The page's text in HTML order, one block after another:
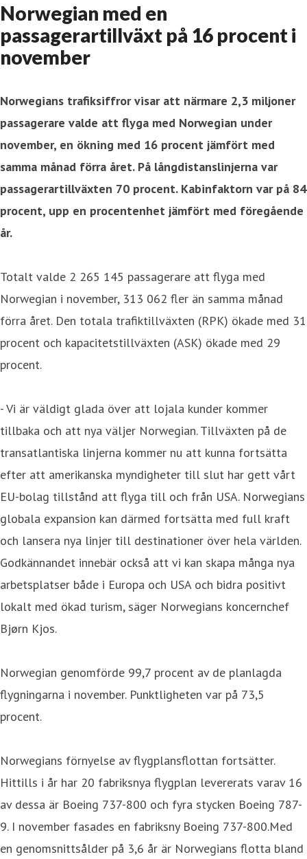
Norwegian med en
passagerartillväxt på 16 procent i
november
Norwegians trafiksiffror visar att närmare 2,3 miljoner
passagerare valde att flyga med Norwegian under
november, en ökning med 16 procent jämfört med
samma månad förra året. På långdistanslinjerna var
passagerartillväxten 70 procent. Kabinfaktorn var på 84
procent, upp en procentenhet jämfört med föregående
år.
Totalt valde 2 265 145 passagerare att flyga med
Norwegian i november, 313 062 fler än samma månad
förra året. Den totala trafiktillväxten (RPK) ökade med 31
procent och kapacitetstillväxten (ASK) ökade med 29
procent.
- Vi är väldigt glada över att lojala kunder kommer
tillbaka och att nya väljer Norwegian. Tillväxten på de
transatlantiska linjerna kommer nu att kunna fortsätta
efter att amerikanska myndigheter till slut har gett vårt
EU-bolag tillstånd att flyga till och från USA. Norwegians
globala expansion kan därmed fortsätta med full kraft
och lansera nya linjer till destinationer över hela världen.
Godkännandet innebär också att vi kan skapa många nya
arbetsplatser både i Europa och USA och bidra positivt
lokalt med ökad turism, säger Norwegians koncernchef
Bjørn Kjos.
Norwegian genomförde 99,7 procent av de planlagda
flygningarna i november. Punktligheten var på 73,5
procent.
Norwegians förnyelse av flygplansflottan fortsätter.
Hittills i år har 20 fabriksnya flygplan levererats varav 16
av dessa är Boeing 737-800 och fyra stycken Boeing 787-
9. I november fasades en fabriksny Boeing 737-800.Med
en genomsnittsålder på 3,6 år är Norwegians flotta bland